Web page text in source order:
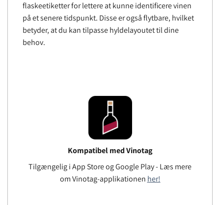
flaskeetiketter for lettere at kunne identificere vinen
på et senere tidspunkt. Disse er også flytbare, hvilket
betyder, at du kan tilpasse hyldelayoutet til dine
behov.
Kompatibel med Vinotag
Tilgængelig i App Store og Google Play - Læs mere
om Vinotag-applikationen her!